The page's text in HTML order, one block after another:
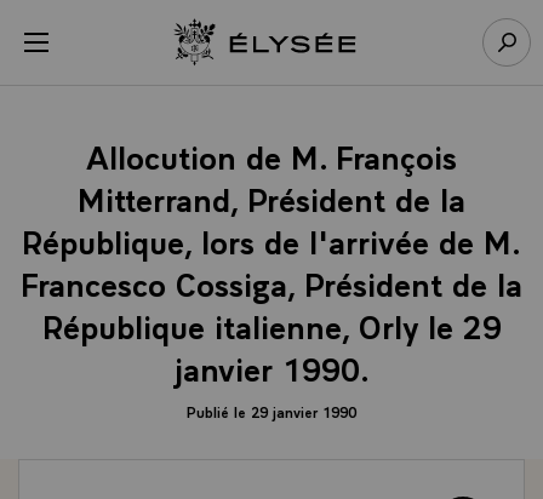
menu Retour à l’accueil Élysée
Allocution de M. François
Mitterrand, Président de la
République, lors de l'arrivée de M.
Francesco Cossiga, Président de la
République italienne, Orly le 29
janvier 1990.
Publié le 29 janvier 1990
Panneau de gestion des cookies